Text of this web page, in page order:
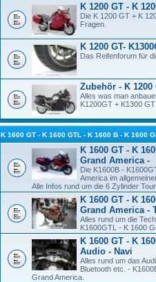
K 1200 GT - K
Die K 1200 GT + K
Fragen.
K 1200 GT-
Das Reifenforum für
Zubehör - K 1200
Alles was man
K1200GT + K1300
K 1600 GT - K 1600 GTL - K 1600 B - K 1600
K 1600 GT - K
Grand America -
Die K1600B -
America im
Alle Infos rund um die 6 Zylinder
K 1600 GT - K
Grand America -
Alles rund um die
K1600GTL - K 1600
K 1600 GT - K
Audio - Navi
Alles rund um das
Bluetooth etc. -
Grand America.